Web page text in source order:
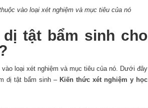
vào loại xét nghiệm và mục tiêu của nó
tật bẩm sinh cho
loại xét nghiệm và mục tiêu của nó. Dưới đây
dị tật bẩm sinh – Kiến thức xét nghiệm y học